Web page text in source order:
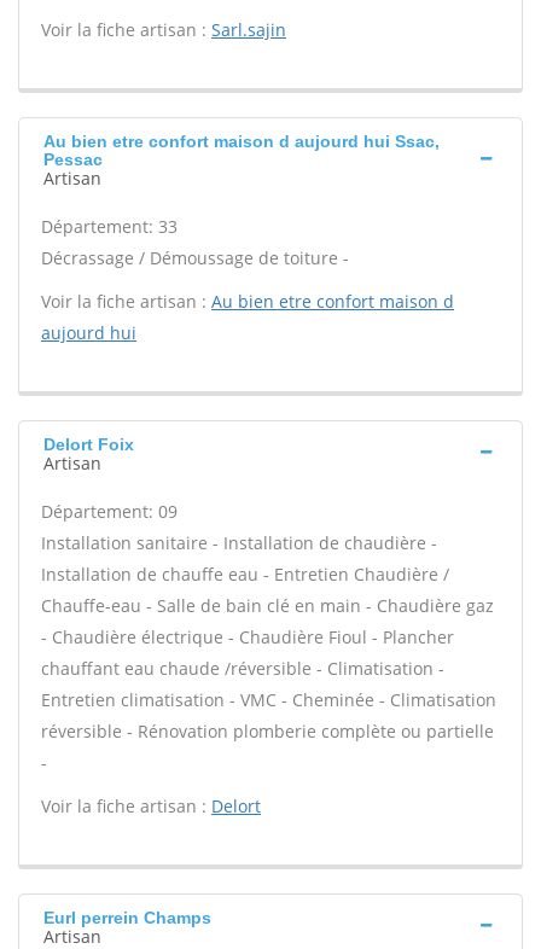
Voir la fiche artisan : Sarl.sajin
Au bien etre confort maison d aujourd hui Ssac,
Pessac
Artisan
Département: 33
Décrassage / Démoussage de toiture -
Voir la fiche artisan : Au bien etre confort maison d
aujourd hui
Delort Foix
Artisan
Département: 09
Installation sanitaire - Installation de chaudière -
Installation de chauffe eau - Entretien Chaudière /
Chauffe-eau - Salle de bain clé en main - Chaudière gaz
- Chaudière électrique - Chaudière Fioul - Plancher
chauffant eau chaude /réversible - Climatisation -
Entretien climatisation - VMC - Cheminée - Climatisation
réversible - Rénovation plomberie complète ou partielle
-
Voir la fiche artisan : Delort
Eurl perrein Champs
Artisan